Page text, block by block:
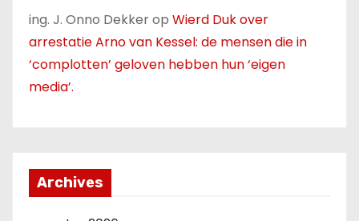
ing. J. Onno Dekkerop Wierd Duk over
arrestatie Arno van Kessel: de mensen die in
‘complotten’ geloven hebben hun ‘eigen
media’.
Archives